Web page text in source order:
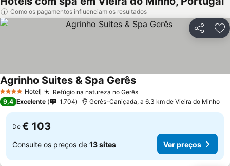
Como os pagamentos influenciam os resultados
Partilhar
4 EstrelasHotel Refúgio na natureza no GerêsVer preços
Agrinho Suites & Spa GerêsVer preços
9,4 Excelente 1.704 Gerês-Caniçada, a 6.3 km de Vieira do Minho
De € 103
Consulte os preços de 13 sites Ver preços